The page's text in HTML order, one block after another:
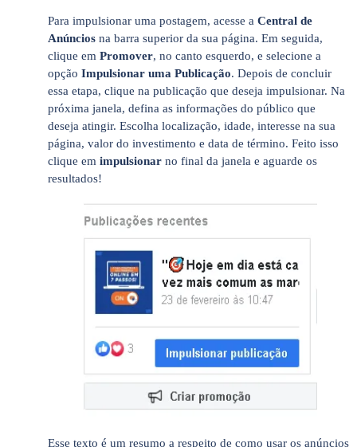
Para impulsionar uma postagem, acesse a Central de
Anúncios na barra superior da sua página. Em seguida,
clique em Promover, no canto esquerdo, e selecione a
opção Impulsionar uma Publicação. Depois de concluir
essa etapa, clique na publicação que deseja impulsionar. Na
próxima janela, defina as informações do público que
deseja atingir. Escolha localização, idade, interesse na sua
página, valor do investimento e data de término. Feito isso
clique em impulsionar no final da janela e aguarde os
resultados!
Esse texto é um resumo a respeito de como usar os anúncios